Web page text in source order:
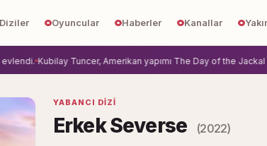
Oyuncular Haberler Kanallar
Kubilay Tuncer, Amerikan yapımı The Day of the Jackal
YABANCI DIZI
Erkek Severse (2022)